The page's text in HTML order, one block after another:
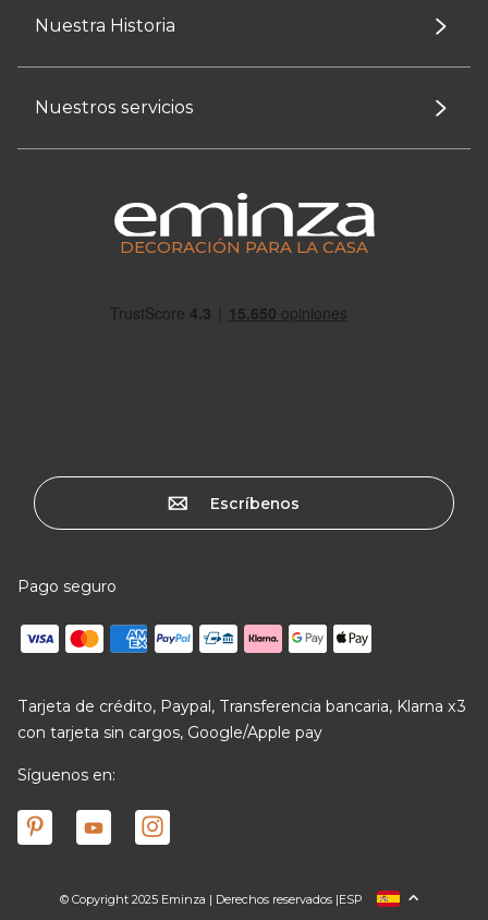
Nuestra Historia
Nuestros servicios
DECORACIÓN PARA LA CASA
Escríbenos
Pago seguro
Tarjeta de crédito, Paypal, Transferencia bancaria, Klarna x3
con tarjeta sin cargos, Google/Apple pay
Síguenos en:
© Copyright 2025 Eminza | Derechos reservados |
FRANCIAESP